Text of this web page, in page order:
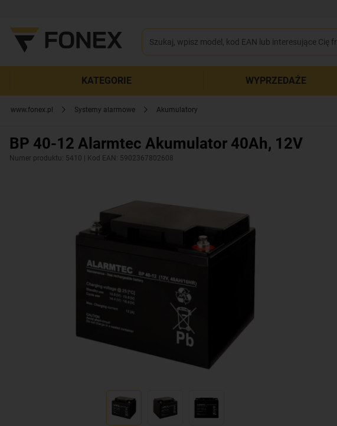
KATEGORIE WYPRZEDAŻE
www.fonex.pl Systemy alarmowe Akumulatory
BP 40-12 Alarmtec Akumulator 40Ah, 12V
Numer produktu: 5410 | Kod EAN: 5902367802608